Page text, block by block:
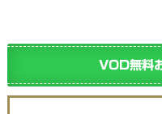
VOD無料